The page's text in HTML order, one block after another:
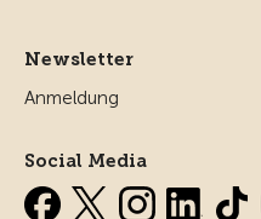
Newsletter
Anmeldung
Social Media